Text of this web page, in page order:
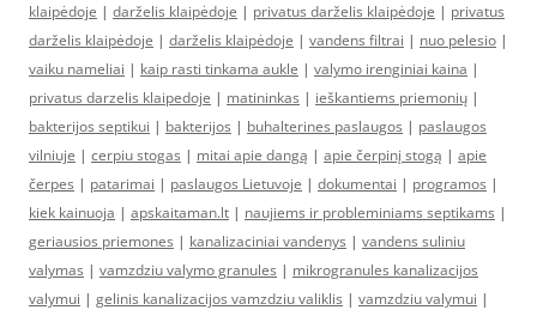
klaipėdoje | darželis klaipėdoje | privatus darželis klaipėdoje | privatus
darželis klaipėdoje | darželis klaipėdoje | vandens filtrai | nuo pelesio |
vaiku nameliai | kaip rasti tinkama aukle | valymo irenginiai kaina |
privatus darzelis klaipedoje | matininkas | ieškantiems priemonių |
bakterijos septikui | bakterijos | buhalterines paslaugos | paslaugos
vilniuje | cerpiu stogas | mitai apie dangą | apie čerpinį stogą | apie
čerpes | patarimai | paslaugos Lietuvoje | dokumentai | programos |
kiek kainuoja | apskaitaman.lt | naujiems ir probleminiams septikams |
geriausios priemones | kanalizaciniai vandenys | vandens suliniu
valymas | vamzdziu valymo granules | mikrogranules kanalizacijos
valymui | gelinis kanalizacijos vamzdziu valiklis | vamzdziu valymui |